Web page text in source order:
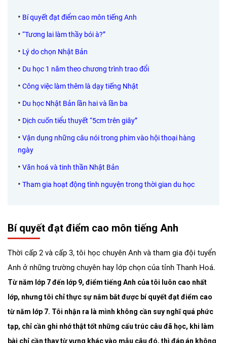
• Bí quyết đạt điểm cao môn tiếng Anh
• “Tương lai làm thầy bói à?”
• Lý do chọn Nhật Bản
• Du học 1 năm theo chương trình trao đổi
• Công việc làm thêm là dạy tiếng Nhật
• Du học Nhật Bản lần hai và lần ba
• Dịch cuốn tiểu thuyết “5cm trên giây”
• Vận dụng những câu nói trong phim vào hội thoại hàng
ngày
• Văn hoá và tinh thần Nhật Bản
• Tham gia hoạt động tình nguyện trong thời gian du học
Bí quyết đạt điểm cao môn tiếng Anh
Thời cấp 2 và cấp 3, tôi học chuyên Anh và tham gia đội tuyển
Anh ở những trường chuyên hay lớp chọn của tỉnh Thanh Hoá.
Từ năm lớp 7 đến lớp 9, điểm tiếng Anh của tôi luôn cao nhất
lớp, nhưng tôi chỉ thực sự nắm bắt được bí quyết đạt điểm cao
từ năm lớp 7. Tôi nhận ra là mình không cần suy nghĩ quá phức
tạp, chỉ cần ghi nhớ thật tốt những cấu trúc câu đã học, khi làm
bài chỉ cần thay từ vựng khác vào mẫu câu đó, thì đáp án không